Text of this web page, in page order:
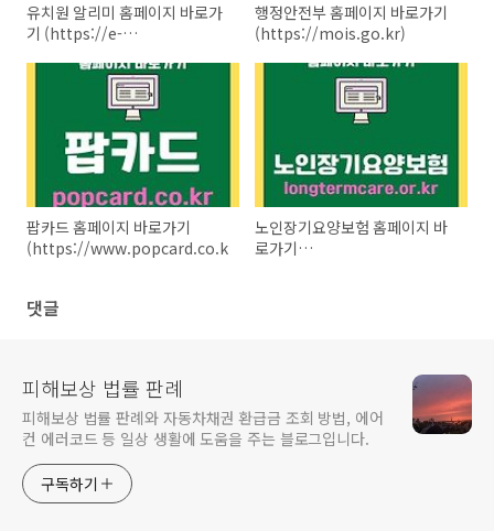
유치원 알리미 홈페이지 바로가
기 (https://e-
행정안전부 홈페이지 바로가기
(https://mois.go.kr)
팝카드 홈페이지 바로가기
(https://www.popcard.co.kr)
노인장기요양보험 홈페이지 바
로가기
댓글
피해보상 법률 판례
피해보상 법률 판례와 자동차채권 환급금 조회 방법, 에어
컨 에러코드 등 일상 생활에 도움을 주는 블로그입니다.
구독하기